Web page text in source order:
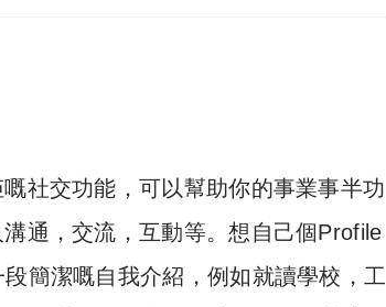
社交功能，可以幫助你的事業事半功
通，交流，互動等。想自己個Profile
簡潔嘅自我介紹，例如就讀學校，工